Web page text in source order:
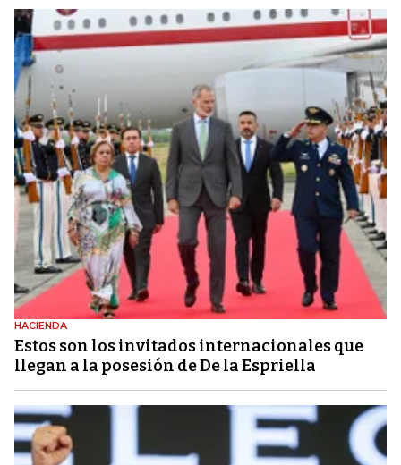
HACIENDA
Estos son los invitados internacionales que
llegan a la posesión de De la Espriella